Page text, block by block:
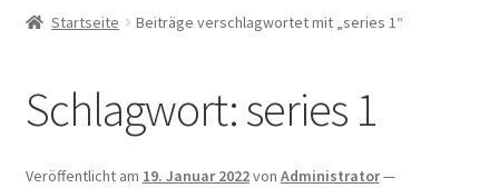
Vorsicht Internetbetrug
Über FunShop
Startseite Beiträge verschlagwortet mit „series 1“
Schlagwort:series 1
Veröffentlicht am 19. Januar 2022von Administrator—